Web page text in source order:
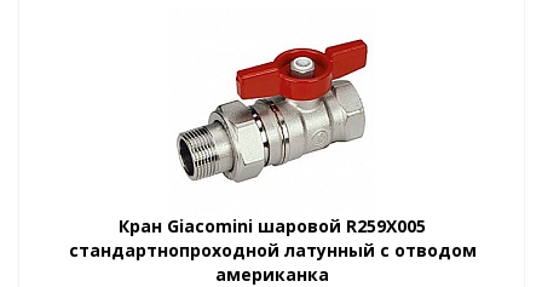
Кран Giacomini шаровой R259X005
стандартнопроходной латунный с отводом
американка